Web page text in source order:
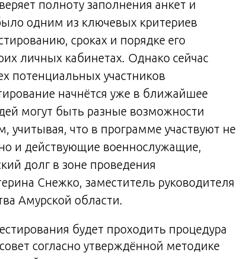
полноту заполнения анкет и
одним из ключевых критериев
сроках и порядке его
личных кабинетах. Однако сейчас
потенциальных участников
начнётся уже в ближайшее
могут быть разные возможности
учитывая, что в программе участвуют не
и действующие военнослужащие,
долг в зоне проведения
Снежко, заместитель руководителя
Амурской области.
будет проходить процедура
согласно утверждённой методике